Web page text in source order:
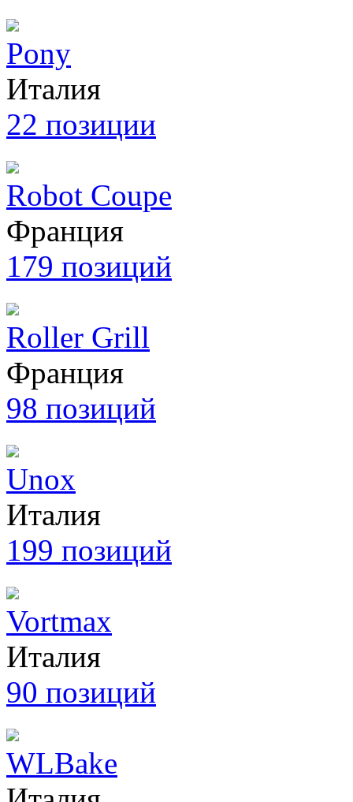
Pony
Италия
22 позиции
Robot Coupe
Франция
179 позиций
Roller Grill
Франция
98 позиций
Unox
Италия
199 позиций
Vortmax
Италия
90 позиций
WLBake